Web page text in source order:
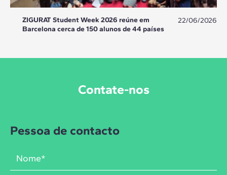
ZIGURAT Student Week 2026 reúne em
Barcelona cerca de 150 alunos de 44 países
22/06/2026
Contate-nos
Pessoa de contacto